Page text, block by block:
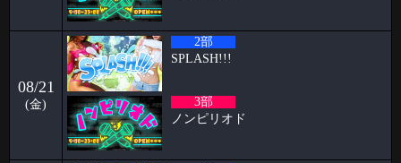
7380 当選
2026-05-15
すずブログ🦋パピヨン週末イベント
お久しぶりです！ すずです🔔🔔🔔 いよいよ6月でPapillonは5周年を迎え
ます㊗️ い
2026-05-11
2026.06.26&27&28 Papillon 5th Anniversary
08/21
(金)
2部
SPLASH!!!
3部
ノンピリオド